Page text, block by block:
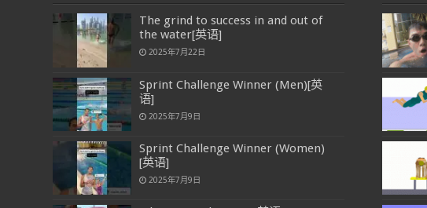
The grind to success in and out of
the water[英语]
2025年7月22日
Sprint Challenge Winner (Men)[英
语]
2025年7月9日
Sprint Challenge Winner (Women)
[英语]
2025年7月9日